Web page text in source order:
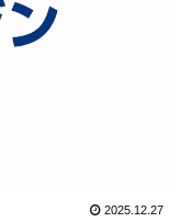
2025.12.27